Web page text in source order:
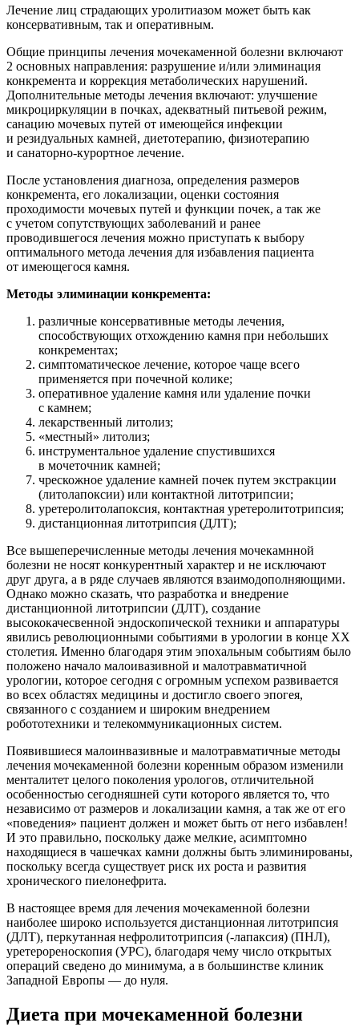
Лечение лиц страдающих уролитиазом может быть как
консервативным, так и оперативным.
Общие принципы лечения мочекаменной болезни включают
2 основных направления: разрушение и/или элиминация
конкремента и коррекция метаболических нарушений.
Дополнительные методы лечения включают: улучшение
микроциркуляции в почках, адекватный питьевой режим,
санацию мочевых путей от имеющейся инфекции
и резидуальных камней, диетотерапию, физиотерапию
и санаторно-курортное лечение.
После установления диагноза, определения размеров
конкремента, его локализации, оценки состояния
проходимости мочевых путей и функции почек, а так же
с учетом сопутствующих заболеваний и ранее
проводившегося лечения можно приступать к выбору
оптимального метода лечения для избавления пациента
от имеющегося камня.
Методы элиминации конкремента:
различные консервативные методы лечения,
способствующих отхождению камня при небольших
конкрементах;
симптоматическое лечение, которое чаще всего
применяется при почечной колике;
оперативное удаление камня или удаление почки
с камнем;
лекарственный литолиз;
«местный» литолиз;
инструментальное удаление спустившихся
в мочеточник камней;
чрескожное удаление камней почек путем экстракции
(литолапоксии) или контактной литотрипсии;
уретеролитолапоксия, контактная уретеролитотрипсия;
дистанционная литотрипсия (ДЛТ);
Все вышеперечисленные методы лечения мочекамнной
болезни не носят конкурентный характер и не исключают
друг друга, а в ряде случаев являются взаимодополняющими.
Однако можно сказать, что разработка и внедрение
дистанционной литотрипсии (ДЛТ), создание
высококачесвенной эндоскопической техники и аппаратуры
явились революционными событиями в урологии в конце ХХ
столетия. Именно благодаря этим эпохальным событиям было
положено начало малоивазивной и малотравматичной
урологии, которое сегодня с огромным успехом развивается
во всех областях медицины и достигло своего эпогея,
связанного с созданием и широким внедрением
робототехники и телекоммуникационных систем.
Появившиеся малоинвазивные и малотравматичные методы
лечения мочекаменной болезни коренным образом изменили
менталитет целого поколения урологов, отличительной
особенностью сегодняшней сути которого является то, что
независимо от размеров и локализации камня, а так же от его
«поведения» пациент должен и может быть от него избавлен!
И это правильно, поскольку даже мелкие, асимптомно
находящиеся в чашечках камни должны быть элиминированы,
поскольку всегда существует риск их роста и развития
хронического пиелонефрита.
В настоящее время для лечения мочекаменной болезни
наиболее широко используется дистанционная литотрипсия
(ДЛТ), перкутанная нефролитотрипсия (-лапаксия) (ПНЛ),
уретерореноскопия (УРС), благодаря чему число открытых
операций сведено до минимума, а в большинстве клиник
Западной Европы — до нуля.
Диета при мочекаменной болезни